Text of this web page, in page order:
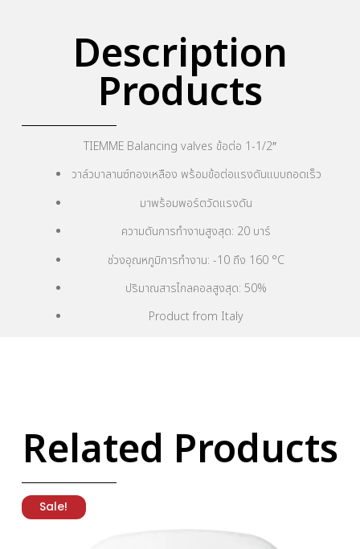
Description
Products
TIEMME Balancing valves ข้อต่อ 1-1/2″
วาล์วบาลานซ์ทองเหลือง พร้อมข้อต่อแรงดันแบบถอดเร็ว
มาพร้อมพอร์ตวัดแรงดัน
ความดันการทำงานสูงสุด: 20 บาร์
ช่วงอุณหภูมิการทำงาน: -10 ถึง 160 °C
ปริมาณสารไกลคอลสูงสุด: 50%
Product from Italy
Related Products
Sale!